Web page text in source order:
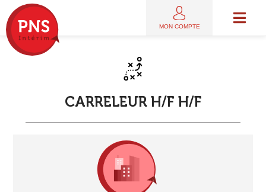
MON COMPTE
CARRELEUR H/F H/F